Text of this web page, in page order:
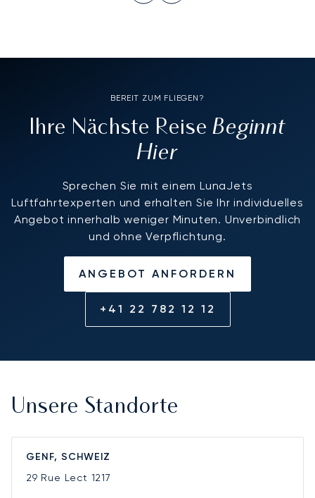
BEREIT ZUM FLIEGEN?
Ihre Nächste ReiseBeginnt
Hier
Sprechen Sie mit einem LunaJets
Luftfahrtexperten und erhalten Sie Ihr individuelles
Angebot innerhalb weniger Minuten. Unverbindlich
und ohne Verpflichtung.
ANGEBOT ANFORDERN
+41 22 782 12 12
Unsere Standorte
GENF, SCHWEIZ
29 Rue Lect 1217